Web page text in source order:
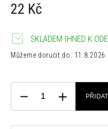
22 Kč
SKLADEM IHNED K
Můžeme doručit do: 11.8.2026